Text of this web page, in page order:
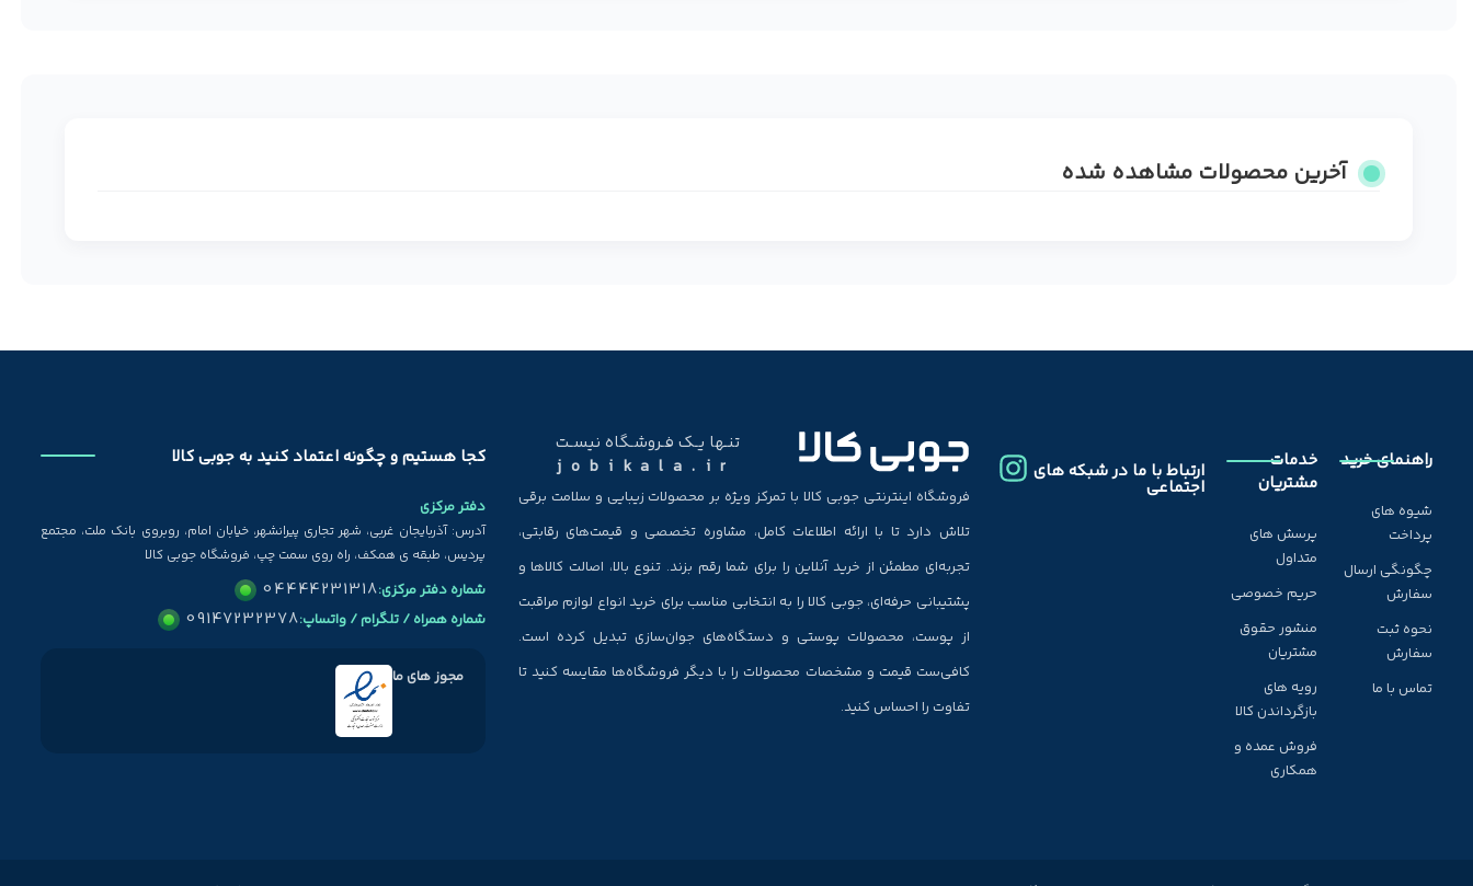
آخرین محصولات مشاهده شده
راهنمای خرید
شیوه های
پرداخت
چگونگی ارسال
سفارش
نحوه ثبت
سفارش
تماس با ما
خدمات
مشتریان
پرسش های
متداول
حریم خصوصی
منشور حقوق
مشتریان
رویه های
بازگرداندن کالا
فروش عمده و
همکاری
ارتباط با ما در شبکه های
اجتماعی
تنـها یـک فـروشـگاه نیسـت
jobikala.ir
فروشگاه اینترنتی جوبی کالا با تمرکز ویژه بر محصولات زیبایی و سلامت برقی
تلاش دارد تا با ارائه اطلاعات کامل، مشاوره تخصصی و قیمت‌های رقابتی،
تجربه‌ای مطمئن از خرید آنلاین را برای شما رقم بزند. تنوع بالا، اصالت کالاها و
پشتیبانی حرفه‌ای، جوبی کالا را به انتخابی مناسب برای خرید انواع لوازم مراقبت
از پوست، محصولات پوستی و دستگاه‌های جوان‌سازی تبدیل کرده است.
کافی‌ست قیمت و مشخصات محصولات را با دیگر فروشگاه‌ها مقایسه کنید تا
تفاوت را احساس کنید.
کجا هستیم و چگونه اعتماد کنید به جوبی کالا
دفتر مرکزی
آدرس: آذربایجان غربی، شهر تجاری پیرانشهر، خیابان امام، روبروی بانک ملت، مجتمع
پردیس، طبقه ی همکف، راه روی سمت چپ، فروشگاه جوبی کالا
شماره دفتر مرکزی:04444231318
شماره همراه / تلگرام / واتساپ:09147232378
مجوز های ما